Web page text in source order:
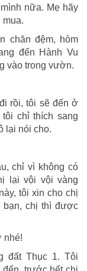
nữa. Mẹ hãy
mua.
chăn đệm, hòm
đến Hành Vu
vào trong vườn.
rồi, tôi sẽ đến ở
chỉ thích sang
lại nói cho.
chỉ vì không có
lại vội vội vàng
tôi xin cho chị
bạn, chị thì được
nhé!
đất Thục 1. Tôi